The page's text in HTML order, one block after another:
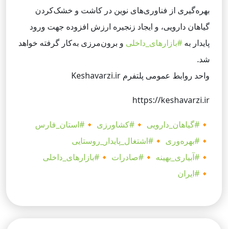
بهره‌گیری از فناوری‌های نوین در کاشت و خشک‌کردن
گیاهان دارویی، و ایجاد زنجیره ارزش افزوده جهت ورود
پایدار به #بازارهای_داخلی و برون‌مرزی به‌کار گرفته خواهد
شد.
واحد روابط عمومی پلتفرم Keshavarzi.ir
https://keshavarzi.ir
🔸 #گیاهان_دارویی 🔸 #کشاورزی 🔸 #استان_فارس
🔸 #بهره‌وری 🔸 #اشتغال_پایدار_روستایی
🔸 #آبیاری_بهینه 🔸 #صادرات 🔸 #بازارهای_داخلی
🔸 #ایران